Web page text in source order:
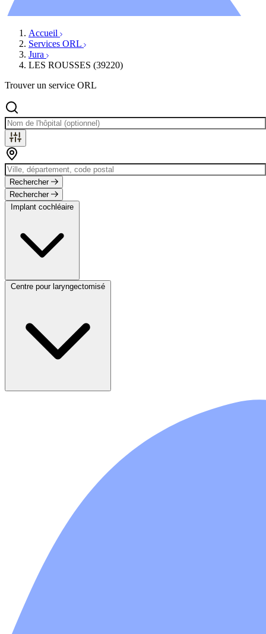
Accueil
Services ORL
Jura
LES ROUSSES (39220)
Trouver un service ORL
Rechercher
Rechercher
Implant cochléaire
Centre pour laryngectomisé